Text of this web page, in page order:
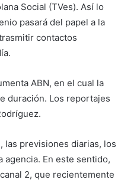
Social (TVes). Así lo
pasará del papel a la
contactos
ABN, en el cual la
duración. Los reportajes
las previsiones diarias, los
En este sentido,
2, que recientemente